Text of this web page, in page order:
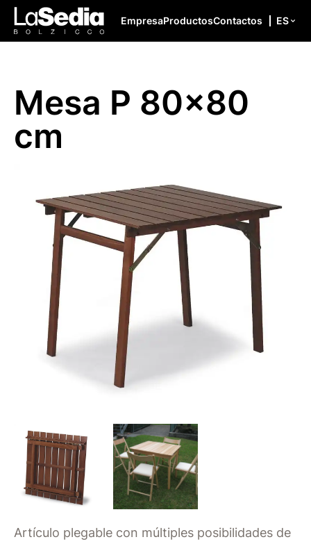
Saltar al contenido
EmpresaProductosContactos ES
Mesa P 80×80
cm
Artículo plegable con múltiples posibilidades de